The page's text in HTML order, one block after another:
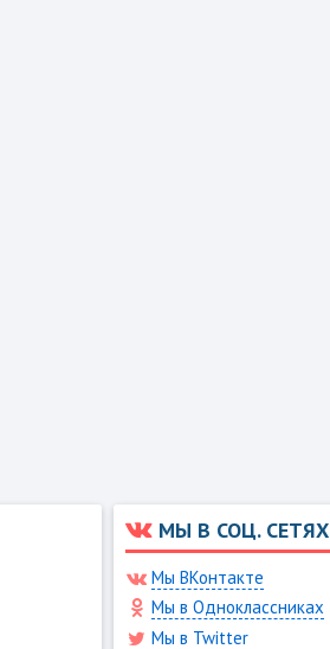
МЫ В СОЦ. СЕТЯХ
Мы ВКонтакте
Мы в Одноклассниках
Мы в Twitter